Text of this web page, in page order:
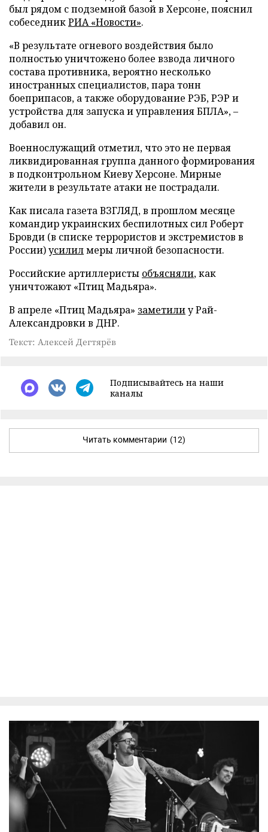
был рядом с подземной базой в Херсоне, пояснил
собеседникРИА «Новости».
«В результате огневого воздействия было
полностью уничтожено более взвода личного
состава противника, вероятно несколько
иностранных специалистов, пара тонн
боеприпасов, а также оборудование РЭБ, РЭР и
устройства для запуска и управления БПЛА», –
добавил он.
Военнослужащий отметил, что это не первая
ликвидированная группа данного формирования
в подконтрольном Киеву Херсоне. Мирные
жители в результате атаки не пострадали.
Как писала газета ВЗГЛЯД, в прошлом месяце
командир украинских беспилотных сил Роберт
Бровди (в списке террористов и экстремистов в
России)усилилмеры личной безопасности.
Российские артиллеристы объясняли, как
уничтожают «Птиц Мадьяра».
В апреле «Птиц Мадьяра» заметилиу Рай-
Александровки в ДНР.
Текст: Алексей Дегтярёв
Подписывайтесь на наши
каналы
Читать комментарии (12)